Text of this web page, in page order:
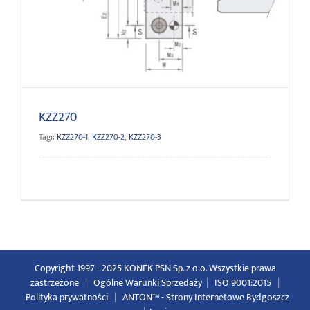
KZZ270
Tagi: KZZ270-1, KZZ270-2, KZZ270-3
Copyright 1997 - 2025 KONEK PSN Sp. z o.o. Wszystkie prawa
zastrzeżone | Ogólne Warunki Sprzedaży | ISO 9001:2015 |
Polityka prywatności | ANTON™ -Strony Internetowe Bydgoszcz